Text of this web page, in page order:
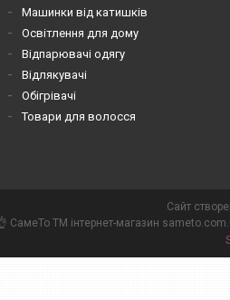
Машинки від катишків
Освітлення для дому
Відпарювачі одягу
Відлякувачі
Обігрівачі
Товари для волосся
Сайт